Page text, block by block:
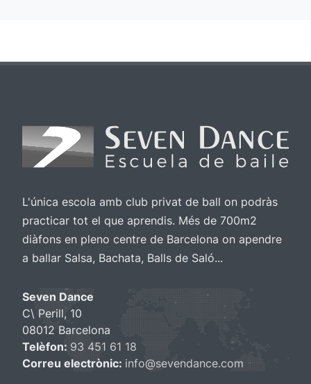
L'única escola amb club privat de ball on podràs
practicar tot el que aprendis. Més de 700m2
diàfons en pleno centre de Barcelona on apendre
a ballar Salsa, Bachata, Balls de Saló...
Seven Dance
C\ Perill, 10
08012 Barcelona
Telèfon: 93 451 61 18
Correu electrònic: info@sevendance.com